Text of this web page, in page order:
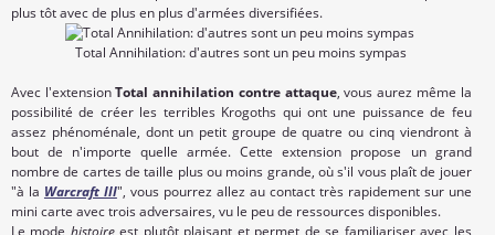
plus tôt avec de plus en plus d'armées diversifiées.
Total Annihilation: d'autres sont un peu moins sympas
Avec l'extensionTotal annihilation contre attaque, vous aurez même la
possibilité de créer les terribles Krogoths qui ont une puissance de feu
assez phénoménale, dont un petit groupe de quatre ou cinq viendront à
bout de n'importe quelle armée. Cette extension propose un grand
nombre de cartes de taille plus ou moins grande, où s'il vous plaît de jouer
"à la Warcraft III", vous pourrez allez au contact très rapidement sur une
mini carte avec trois adversaires, vu le peu de ressources disponibles.
Le mode histoireest plutôt plaisant et permet de se familiariser avec les